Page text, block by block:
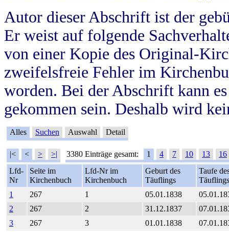
Autor dieser Abschrift ist der
Er weist auf folgende
von einer Kopie des Original-
zweifelsfreie Fehler im
worden. Bei der Abschrift kann
gekommen sein. Deshalb wird
Alles Suchen Auswahl Detail
|< < > >| 3380 Einträge gesamt: 1 4 7 10 13
16
Lfd-
Nr
Seite im
Kirchenbuch
Lfd-Nr im
Kirchenbuch
Geburt des
Täuflings
Taufe
Täuflings
1
267 1 05.01.1838
2
267 2 31.12.1837
3
267 3 01.01.1838